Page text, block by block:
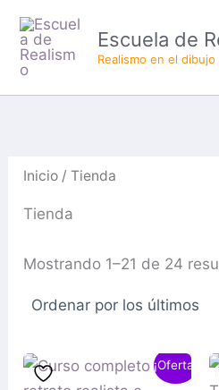
contenido
Escuela de
Realismo en el
Inicio / Tienda
Tienda
Mostrando 1–21 de 24
¡Oferta!
El
precio
El
precio
del
carrito